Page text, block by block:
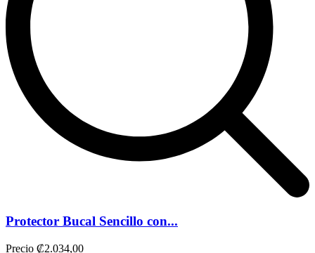
Protector Bucal Sencillo con...
Precio ₡2.034,00